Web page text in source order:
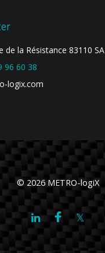
de la Résistance 83110
96 60 38
logix.com
© 2026 METRO-logiX
LinkedIn
Facebook